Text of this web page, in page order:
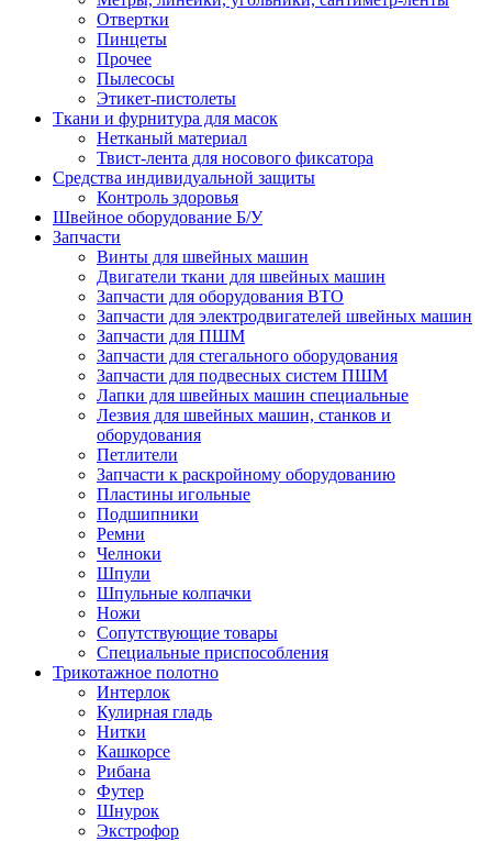
Отвертки
Пинцеты
Прочее
Пылесосы
Этикет-пистолеты
Ткани и фурнитура для масок
Нетканый материал
Твист-лента для носового фиксатора
Средства индивидуальной защиты
Контроль здоровья
Швейное оборудование Б/У
Запчасти
Винты для швейных машин
Двигатели ткани для швейных машин
Запчасти для оборудования ВТО
Запчасти для электродвигателей швейных машин
Запчасти для ПШМ
Запчасти для стегального оборудования
Запчасти для подвесных систем ПШМ
Лапки для швейных машин специальные
Лезвия для швейных машин, станков и
оборудования
Петлители
Запчасти к раскройному оборудованию
Пластины игольные
Подшипники
Ремни
Челноки
Шпули
Шпульные колпачки
Ножи
Сопутствующие товары
Специальные приспособления
Трикотажное полотно
Интерлок
Кулирная гладь
Нитки
Кашкорсе
Рибана
Футер
Шнурок
Экстрофор